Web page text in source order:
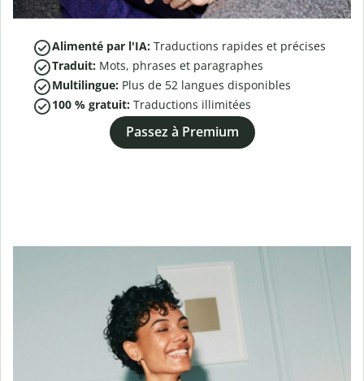
Alimenté par l'IA: Traductions rapides et précises
Traduit: Mots, phrases et paragraphes
Multilingue: Plus de 52 langues disponibles
100 % gratuit: Traductions illimitées
Passez à Premium